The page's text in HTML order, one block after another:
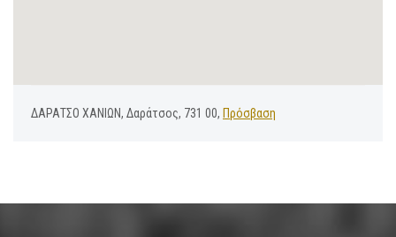
ΔΑΡΑΤΣΟ ΧΑΝΙΩΝ, Δαράτσος, 731 00, Πρόσβαση